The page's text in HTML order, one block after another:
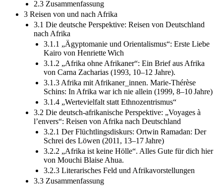
2.3 Zusammenfassung
3 Reisen von und nach Afrika
3.1 Die deutsche Perspektive: Reisen von Deutschland
nach Afrika
3.1.1 „Ägyptomanie und Orientalismus“: Erste Liebe
Kairo von Henriette Wich
3.1.2 „Afrika ohne Afrikaner“: Ein Brief aus Afrika
von Carna Zacharias (1993, 10–12 Jahre).
3.1.3 Afrika mit Afrikaner_innen. Marie-Thérèse
Schins: In Afrika war ich nie allein (1999, 8–10 Jahre)
3.1.4 „Wertevielfalt statt Ethnozentrismus“
3.2 Die deutsch-afrikanische Perspektive: „Voyages à
l’envers“: Reisen von Afrika nach Deutschland
3.2.1 Der Flüchtlingsdiskurs: Ortwin Ramadan: Der
Schrei des Löwen (2011, 13–17 Jahre)
3.2.2 „Afrika ist keine Hölle“. Alles Gute für dich hier
von Mouchi Blaise Ahua.
3.2.3 Literarisches Feld und Afrikavorstellungen
3.3 Zusammenfassung